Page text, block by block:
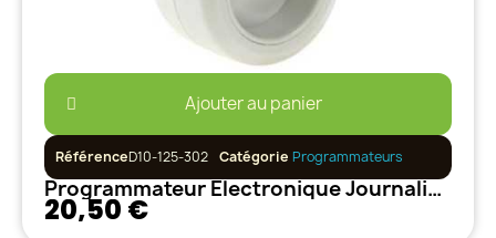
Ajouter au panier
RéférenceD10-125-302 Catégorie Programmateurs
Programmateur Électronique Journalier Hebdomadaire 9 programmes
20,50 €